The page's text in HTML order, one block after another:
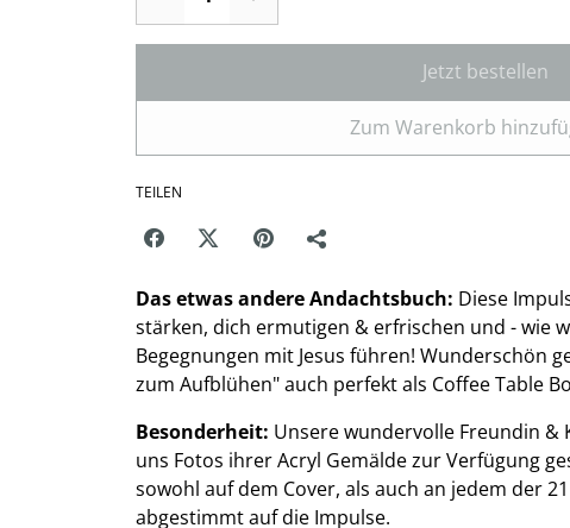
Jetzt bestellen
Zum Warenkorb
TEILEN
Das etwas andere Andachtsbuch: Diese
stärken, dich ermutigen & erfrischen und - wie
Begegnungen mit Jesus führen! Wunderschön
zum Aufblühen" auch perfekt als Coffee Table
Besonderheit: Unsere wundervolle Freundin &
uns Fotos ihrer Acryl Gemälde zur Verfügung
sowohl auf dem Cover, als auch an jedem der
abgestimmt auf die Impulse.